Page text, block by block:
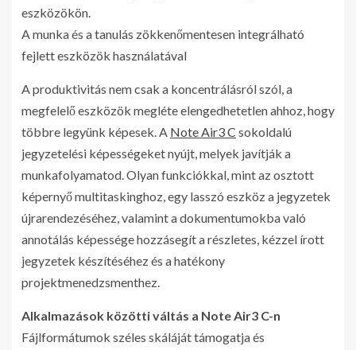
eszközökön.
A munka és a tanulás zökkenőmentesen integrálható
fejlett eszközök használatával
A produktivitás nem csak a koncentrálásról szól, a
megfelelő eszközök megléte elengedhetetlen ahhoz, hogy
többre legyünk képesek. A Note Air3 C sokoldalú
jegyzetelési képességeket nyújt, melyek javítják a
munkafolyamatod. Olyan funkciókkal, mint az osztott
képernyő multitaskinghoz, egy lasszó eszköz a jegyzetek
újrarendezéséhez, valamint a dokumentumokba való
annotálás képessége hozzásegít a részletes, kézzel írott
jegyzetek készítéséhez és a hatékony
projektmenedzsmenthez.
Alkalmazások közötti váltás a Note Air3 C-n
Fájlformátumok széles skáláját támogatja és